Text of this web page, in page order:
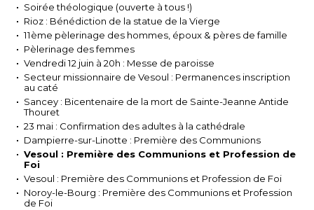
Soirée théologique (ouverte à tous !)
Rioz : Bénédiction de la statue de la Vierge
11ème pèlerinage des hommes, époux & pères de famille
Pèlerinage des femmes
Vendredi 12 juin à 20h : Messe de paroisse
Secteur missionnaire de Vesoul : Permanences inscription
au caté
Sancey : Bicentenaire de la mort de Sainte-Jeanne Antide
Thouret
23 mai : Confirmation des adultes à la cathédrale
Dampierre-sur-Linotte : Première des Communions
Vesoul : Première des Communions et Profession de
Foi
Vesoul : Première des Communions et Profession de Foi
Noroy-le-Bourg : Première des Communions et Profession
de Foi